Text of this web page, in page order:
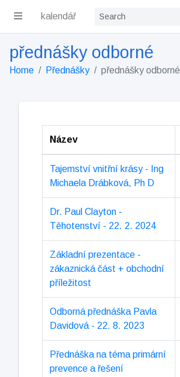
kalendář
přednášky odborné
Home Přednášky přednášky odborné
Název
Tajemství vnitřní krásy - Ing
Michaela Drábková, Ph D
Dr. Paul Clayton -
Těhotenství - 22. 2. 2024
Základní prezentace -
zákaznická část + obchodní
příležitost
Odborná přednáška Pavla
Davidová - 22. 8. 2023
Přednáška na téma primární
prevence a řešení